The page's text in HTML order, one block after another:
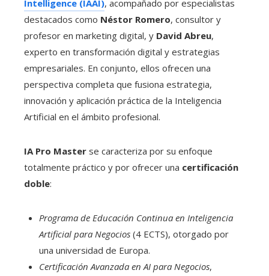
Intelligence (IAAI), acompañado por especialistas
destacados como Néstor Romero, consultor y
profesor en marketing digital, y David Abreu,
experto en transformación digital y estrategias
empresariales. En conjunto, ellos ofrecen una
perspectiva completa que fusiona estrategia,
innovación y aplicación práctica de la Inteligencia
Artificial en el ámbito profesional.
IA Pro Master se caracteriza por su enfoque
totalmente práctico y por ofrecer una certificación
doble:
Programa de Educación Continua en Inteligencia
Artificial para Negocios (4 ECTS), otorgado por
una universidad de Europa.
Certificación Avanzada en AI para Negocios,